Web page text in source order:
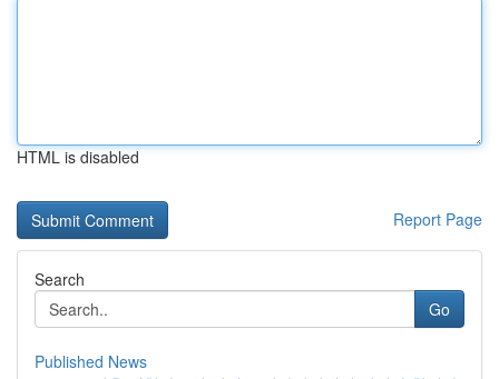
HTML is disabled
Report Page
Search
Go
Published News